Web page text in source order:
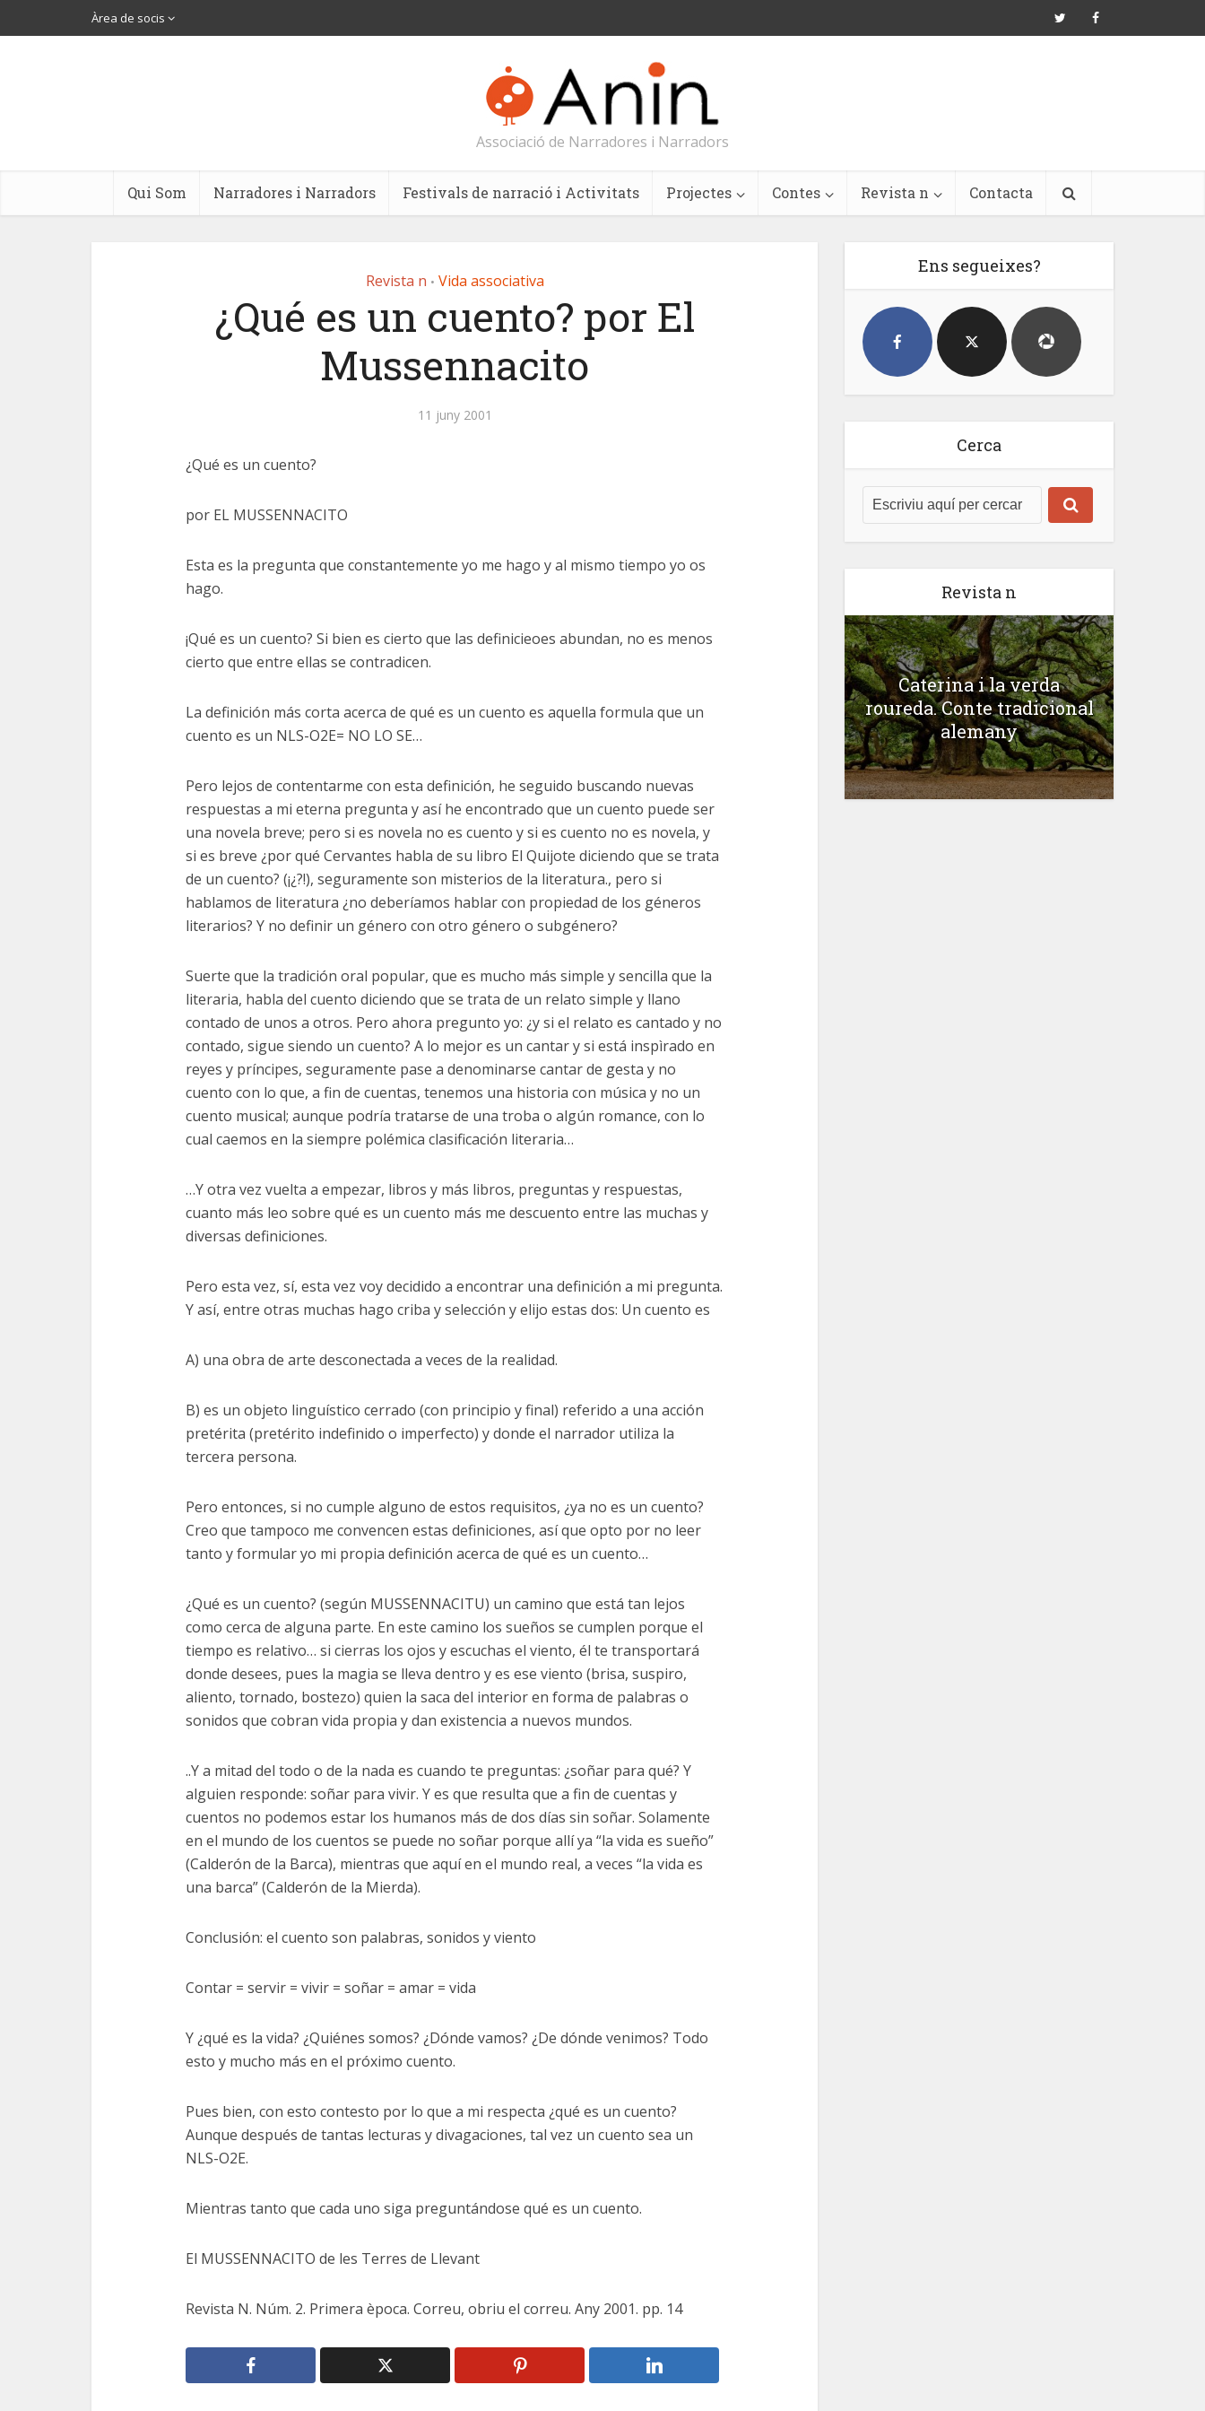
Àrea de socis
Associació de Narradores i Narradors
Qui Som Narradores i Narradors Festivals de narració i Activitats Projectes Contes Revista n Contacta
Revista n • Vida associativa
¿Qué es un cuento? por El
Mussennacito
11 juny 2001
¿Qué es un cuento?
por EL MUSSENNACITO
Esta es la pregunta que constantemente yo me hago y al mismo tiempo yo os
hago.
¡Qué es un cuento? Si bien es cierto que las definicieoes abundan, no es menos
cierto que entre ellas se contradicen.
La definición más corta acerca de qué es un cuento es aquella formula que un
cuento es un NLS-O2E= NO LO SE…
Pero lejos de contentarme con esta definición, he seguido buscando nuevas
respuestas a mi eterna pregunta y así he encontrado que un cuento puede ser
una novela breve; pero si es novela no es cuento y si es cuento no es novela, y
si es breve ¿por qué Cervantes habla de su libro El Quijote diciendo que se trata
de un cuento? (¡¿?!), seguramente son misterios de la literatura., pero si
hablamos de literatura ¿no deberíamos hablar con propiedad de los géneros
literarios? Y no definir un género con otro género o subgénero?
Suerte que la tradición oral popular, que es mucho más simple y sencilla que la
literaria, habla del cuento diciendo que se trata de un relato simple y llano
contado de unos a otros. Pero ahora pregunto yo: ¿y si el relato es cantado y no
contado, sigue siendo un cuento? A lo mejor es un cantar y si está inspìrado en
reyes y príncipes, seguramente pase a denominarse cantar de gesta y no
cuento con lo que, a fin de cuentas, tenemos una historia con música y no un
cuento musical; aunque podría tratarse de una troba o algún romance, con lo
cual caemos en la siempre polémica clasificación literaria…
…Y otra vez vuelta a empezar, libros y más libros, preguntas y respuestas,
cuanto más leo sobre qué es un cuento más me descuento entre las muchas y
diversas definiciones.
Pero esta vez, sí, esta vez voy decidido a encontrar una definición a mi pregunta.
Y así, entre otras muchas hago criba y selección y elijo estas dos: Un cuento es
A) una obra de arte desconectada a veces de la realidad.
B) es un objeto linguístico cerrado (con principio y final) referido a una acción
pretérita (pretérito indefinido o imperfecto) y donde el narrador utiliza la
tercera persona.
Pero entonces, si no cumple alguno de estos requisitos, ¿ya no es un cuento?
Creo que tampoco me convencen estas definiciones, así que opto por no leer
tanto y formular yo mi propia definición acerca de qué es un cuento…
¿Qué es un cuento? (según MUSSENNACITU) un camino que está tan lejos
como cerca de alguna parte. En este camino los sueños se cumplen porque el
tiempo es relativo… si cierras los ojos y escuchas el viento, él te transportará
donde desees, pues la magia se lleva dentro y es ese viento (brisa, suspiro,
aliento, tornado, bostezo) quien la saca del interior en forma de palabras o
sonidos que cobran vida propia y dan existencia a nuevos mundos.
..Y a mitad del todo o de la nada es cuando te preguntas: ¿soñar para qué? Y
alguien responde: soñar para vivir. Y es que resulta que a fin de cuentas y
cuentos no podemos estar los humanos más de dos días sin soñar. Solamente
en el mundo de los cuentos se puede no soñar porque allí ya “la vida es sueño”
(Calderón de la Barca), mientras que aquí en el mundo real, a veces “la vida es
una barca” (Calderón de la Mierda).
Conclusión: el cuento son palabras, sonidos y viento
Contar = servir = vivir = soñar = amar = vida
Y ¿qué es la vida? ¿Quiénes somos? ¿Dónde vamos? ¿De dónde venimos? Todo
esto y mucho más en el próximo cuento.
Pues bien, con esto contesto por lo que a mi respecta ¿qué es un cuento?
Aunque después de tantas lecturas y divagaciones, tal vez un cuento sea un
NLS-O2E.
Mientras tanto que cada uno siga preguntándose qué es un cuento.
El MUSSENNACITO de les Terres de Llevant
Revista N. Núm. 2. Primera època. Correu, obriu el correu. Any 2001. pp. 14
Ens segueixes?
Cerca
Revista n
Caterina i la verda
roureda. Conte tradicional
alemany